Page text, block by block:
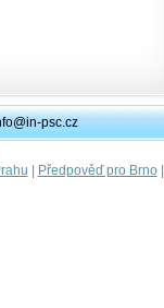
psc.cz
| Předpověď pro Brno|